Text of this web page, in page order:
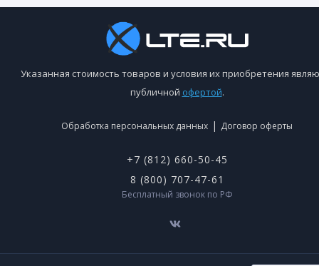
Указанная стоимость товаров и условия их приобретения
публичной офертой.
Обработка персональных данных | Договор оферты
+7 (812) 660-50-45
8 (800) 707-47-61
Бесплатный звонок по РФ